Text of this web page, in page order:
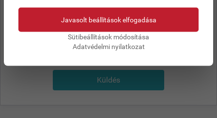
Küldés
Javasolt beállítások elfogadása
Sütibeállítások módosítása
Adatvédelmi nyilatkozat